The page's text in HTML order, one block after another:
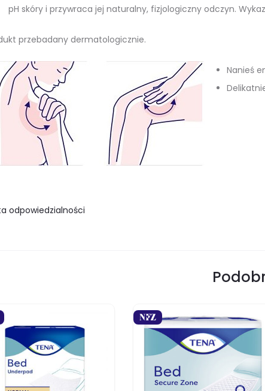
pH skóry i przywraca jej naturalny, fizjologiczny odczyn.
przebadany dermatologicznie.
Nanieś
odpowiedzialności